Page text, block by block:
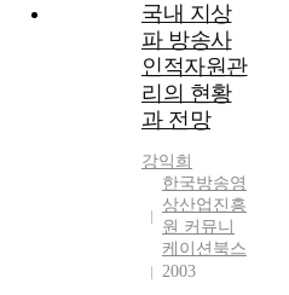
국내 지상
파 방송사
인적자원관
리의 현황
과 전망
강익희
한국방송영
상산업진흥
원 커뮤니
케이션북스
2003